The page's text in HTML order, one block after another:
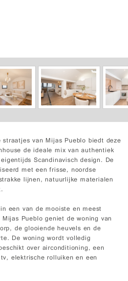
van Mijas Pueblo biedt deze
de ideale mix van authentiek
Scandinavisch design. De
met een frisse, noordse
lijnen, natuurlijke materialen
een van de mooiste en meest
Pueblo geniet de woning van
de glooiende heuvels en de
De woning wordt volledig
over airconditioning, een
elektrische rolluiken en een